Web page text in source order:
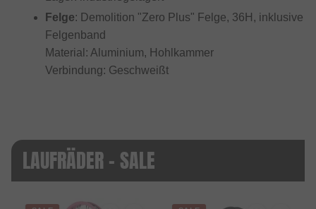
Felge: Demolition "Zero Plus" Felge, 36H, inklusive
Felgenband
Material: Aluminium, Hohlkammer
Verbindung: Geschweißt
LAUFRÄDER - SALE